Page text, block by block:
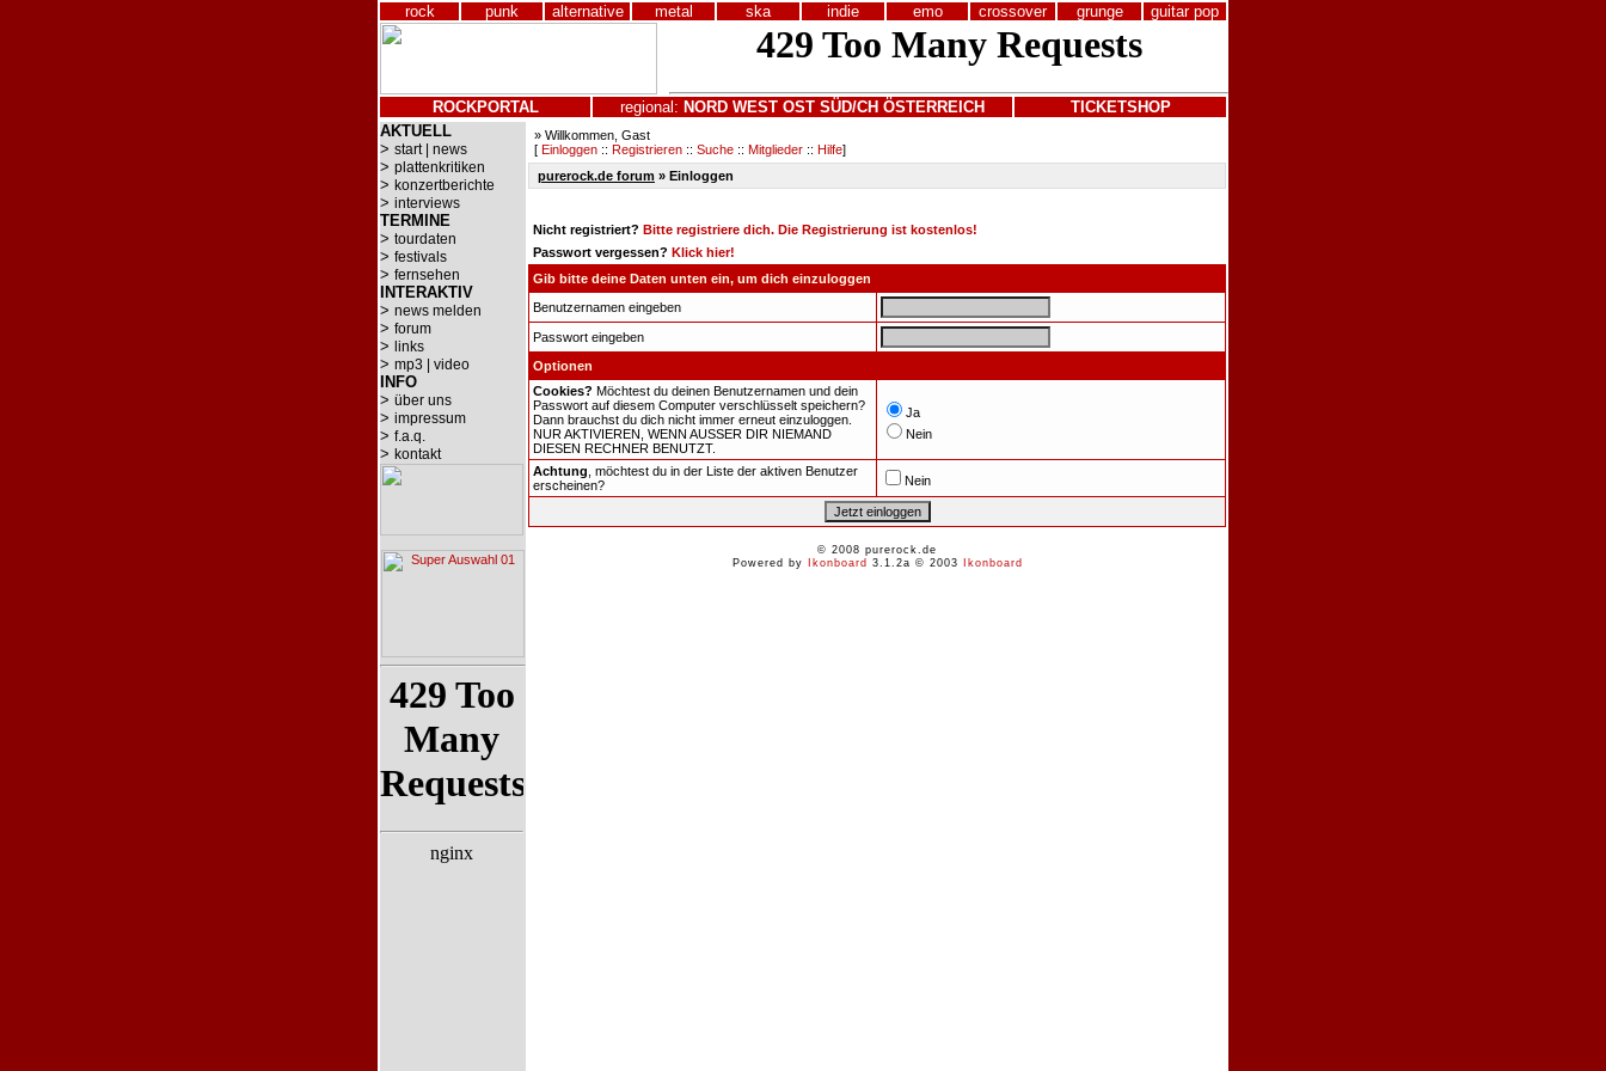
rock punk alternative metal ska indie emo crossover grunge guitar pop
ROCKPORTAL regional: NORD WEST OST SÜD/CH ÖSTERREICH
TICKETSHOP
AKTUELL
> start | news
> plattenkritiken
> konzertberichte
> interviews
TERMINE
> tourdaten
> festivals
> fernsehen
INTERAKTIV
> news melden
> forum
> links
> mp3 | video
INFO
> über uns
> impressum
> f.a.q.
> kontakt
» Willkommen, Gast
[ Einloggen :: Registrieren :: Suche :: Mitglieder :: Hilfe]
purerock.de forum » Einloggen
Nicht registriert? Bitte registriere dich. Die Registrierung ist kostenlos!
Passwort vergessen? Klick hier!
Gib bitte deine Daten unten ein, um dich einzuloggen
Benutzernamen eingeben
Passwort eingeben
Optionen
Cookies? Möchtest du deinen Benutzernamen und dein
Passwort auf diesem Computer verschlüsselt speichern?
Dann brauchst du dich nicht immer erneut einzuloggen.
NUR AKTIVIEREN, WENN AUSSER DIR NIEMAND
DIESEN RECHNER BENUTZT.
Ja
Nein
Achtung , möchtest du in der Liste der aktiven Benutzer
erscheinen?
Nein
© 2008 purerock.de
Powered by
Ikonboard 3.1.2a © 2003 Ikonboard